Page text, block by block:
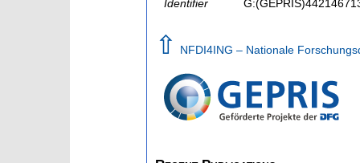
Identifier
⇧ NFDI4ING – Nationale